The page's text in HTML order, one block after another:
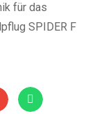
für das
SPIDER F